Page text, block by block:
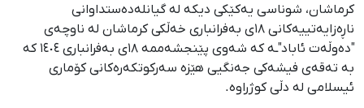
کرماشان، شوناسی یەکێکی دیکە لە گیانلەدەستداوانی
ناڕەزایەتییەکانی ١٨ی بەفرانباری خەڵکی کرماشان لە ناوچەی
"دەوڵەت ئاباد"ـە کە شەوی پێنجشەممە ١٨ی بەفرانباری ١٤٠٤ کە
بە تەقەی فیشەکی جەنگیی هێزە سەرکوتکەرەکانی کۆماری
ئیسلامی لە دڵی کوژراوە.